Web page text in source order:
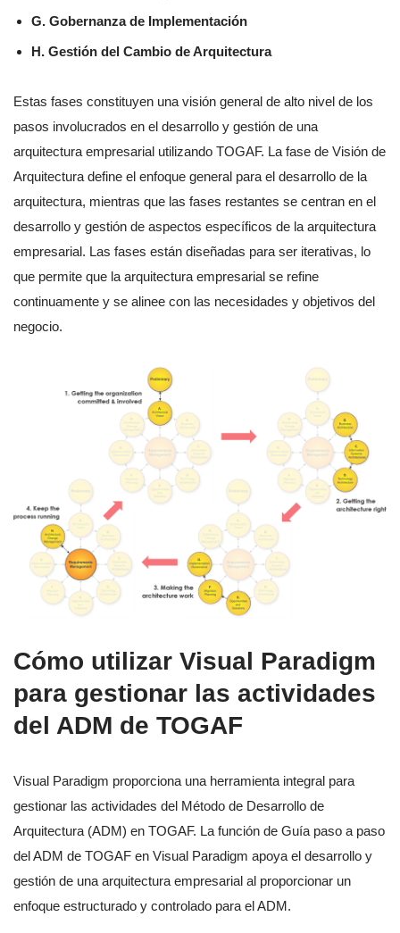
G. Gobernanza de Implementación
H. Gestión del Cambio de Arquitectura
Estas fases constituyen una visión general de alto nivel de los
pasos involucrados en el desarrollo y gestión de una
arquitectura empresarial utilizando TOGAF. La fase de Visión de
Arquitectura define el enfoque general para el desarrollo de la
arquitectura, mientras que las fases restantes se centran en el
desarrollo y gestión de aspectos específicos de la arquitectura
empresarial. Las fases están diseñadas para ser iterativas, lo
que permite que la arquitectura empresarial se refine
continuamente y se alinee con las necesidades y objetivos del
negocio.
Cómo utilizar Visual Paradigm
para gestionar las actividades
del ADM de TOGAF
Visual Paradigm proporciona una herramienta integral para
gestionar las actividades del Método de Desarrollo de
Arquitectura (ADM) en TOGAF. La función de Guía paso a paso
del ADM de TOGAF en Visual Paradigm apoya el desarrollo y
gestión de una arquitectura empresarial al proporcionar un
enfoque estructurado y controlado para el ADM.